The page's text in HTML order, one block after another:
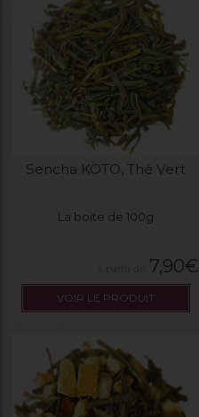
Sencha KOTO, Thé Vert
La boite de 100g
7,90€
VOIR LE PRODUIT